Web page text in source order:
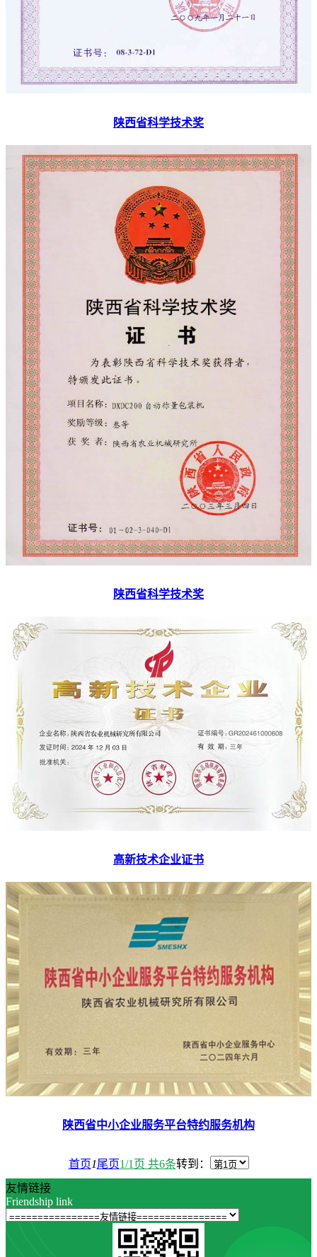
陕西省科学技术奖
陕西省科学技术奖
高新技术企业证书
陕西省中小企业服务平台特约服务机构
首页1尾页1/1页 共6条转到：
友情链接
Friendship link